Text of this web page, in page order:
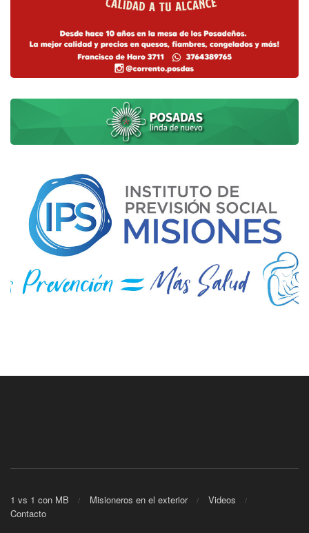
1 vs 1 con MB Misioneros en el exterior
Videos
Contacto